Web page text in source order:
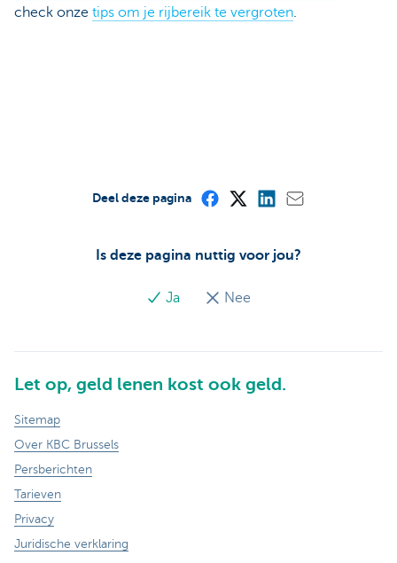
check onze tips om je rijbereik te vergroten
Is deze pagina nuttig voor jou?
Ja Nee
Deel deze pagina
Let op, geld lenen kost ook geld.
Sitemap
Over KBC Brussels
Persberichten
Tarieven
Privacy
Juridische verklaring